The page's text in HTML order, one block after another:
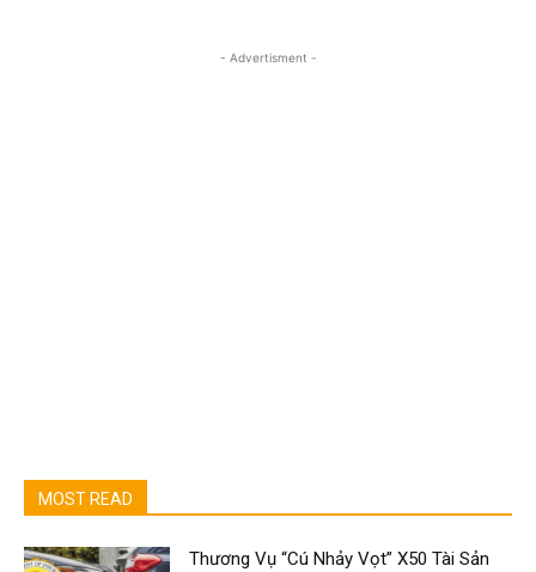
- Advertisment -
MOST READ
Thương Vụ “Cú Nhảy Vọt” X50 Tài Sản